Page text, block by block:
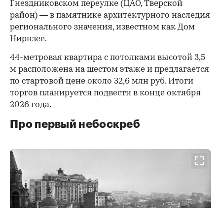
Гнездниковском переулке (ЦАО, Тверской
район) — в памятнике архитектурного наследия
регионального значения, известном как Дом
Нирнзее.
44-метровая квартира с потолками высотой 3,5
м расположена на шестом этаже и предлагается
по стартовой цене около 32,6 млн руб. Итоги
торгов планируется подвести в конце октября
2026 года.
Про первый небоскреб